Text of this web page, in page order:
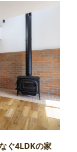
ぐ4LDKの家